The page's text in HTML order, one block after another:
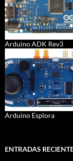
Arduino ADK Rev3
Arduino Esplora
ENTRADAS